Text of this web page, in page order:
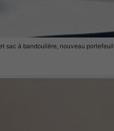
sac à bandoulière, nouveau